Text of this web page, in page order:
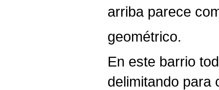
arriba parece
geométrico.
En este barrio
delimitando para